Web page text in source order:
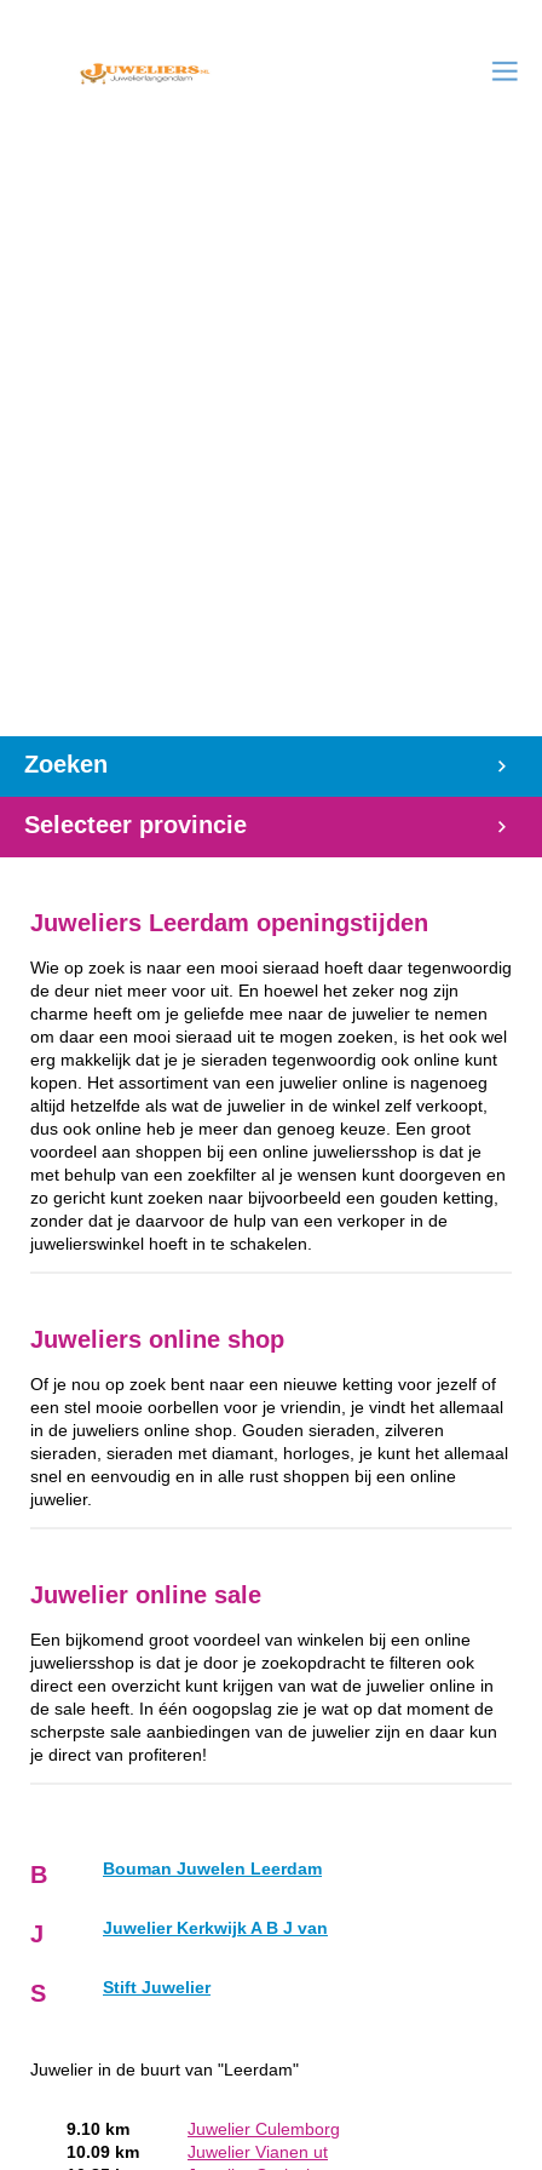
Zoeken
Selecteer provincie
Juweliers Leerdam openingstijden
Wie op zoek is naar een mooi sieraad hoeft daar tegenwoordig
de deur niet meer voor uit. En hoewel het zeker nog zijn
charme heeft om je geliefde mee naar de juwelier te nemen
om daar een mooi sieraad uit te mogen zoeken, is het ook wel
erg makkelijk dat je je sieraden tegenwoordig ook online kunt
kopen. Het assortiment van een juwelier online is nagenoeg
altijd hetzelfde als wat de juwelier in de winkel zelf verkoopt,
dus ook online heb je meer dan genoeg keuze. Een groot
voordeel aan shoppen bij een online juweliersshop is dat je
met behulp van een zoekfilter al je wensen kunt doorgeven en
zo gericht kunt zoeken naar bijvoorbeeld een gouden ketting,
zonder dat je daarvoor de hulp van een verkoper in de
juwelierswinkel hoeft in te schakelen.
Juweliers online shop
Of je nou op zoek bent naar een nieuwe ketting voor jezelf of
een stel mooie oorbellen voor je vriendin, je vindt het allemaal
in de juweliers online shop. Gouden sieraden, zilveren
sieraden, sieraden met diamant, horloges, je kunt het allemaal
snel en eenvoudig en in alle rust shoppen bij een online
juwelier.
Juwelier online sale
Een bijkomend groot voordeel van winkelen bij een online
juweliersshop is dat je door je zoekopdracht te filteren ook
direct een overzicht kunt krijgen van wat de juwelier online in
de sale heeft. In één oogopslag zie je wat op dat moment de
scherpste sale aanbiedingen van de juwelier zijn en daar kun
je direct van profiteren!
B Bouman Juwelen Leerdam
J Juwelier Kerkwijk A B J van
S Stift Juwelier
Juwelier in de buurt van "Leerdam"
9.10 km
Juwelier Culemborg
10.09 km
Juwelier Vianen ut